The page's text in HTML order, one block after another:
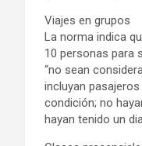
Viajes en grupos
La norma indica
10 personas para
“no sean
incluyan
condición; no
hayan tenido un